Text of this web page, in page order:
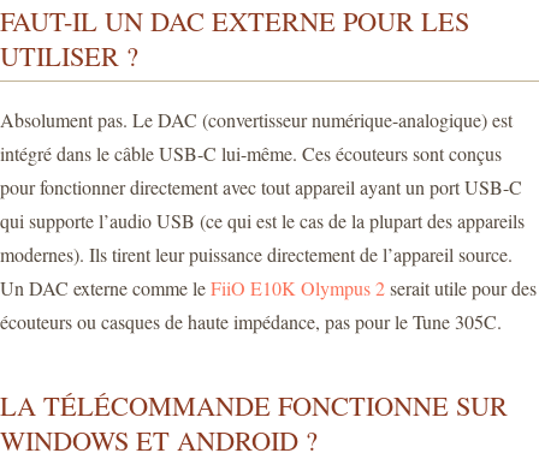
FAUT-IL UN DAC EXTERNE POUR LES
UTILISER ?
Absolument pas. Le DAC (convertisseur numérique-analogique) est
intégré dans le câble USB-C lui-même. Ces écouteurs sont conçus
pour fonctionner directement avec tout appareil ayant un port USB-C
qui supporte l’audio USB (ce qui est le cas de la plupart des appareils
modernes). Ils tirent leur puissance directement de l’appareil source.
Un DAC externe comme leFiiO E10K Olympus 2serait utile pour des
écouteurs ou casques de haute impédance, pas pour le Tune 305C.
LA TÉLÉCOMMANDE FONCTIONNE SUR
WINDOWS ET ANDROID ?